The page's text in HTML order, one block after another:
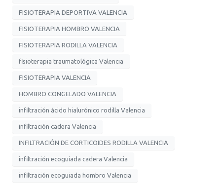
FISIOTERAPIA DEPORTIVA VALENCIA
FISIOTERAPIA HOMBRO VALENCIA
FISIOTERAPIA RODILLA VALENCIA
fisioterapia traumatológica Valencia
FISIOTERAPIA VALENCIA
HOMBRO CONGELADO VALENCIA
infiltración ácido hialurónico rodilla Valencia
infiltración cadera Valencia
INFILTRACIÓN DE CORTICOIDES RODILLA VALENCIA
infiltración ecoguiada cadera Valencia
infiltración ecoguiada hombro Valencia